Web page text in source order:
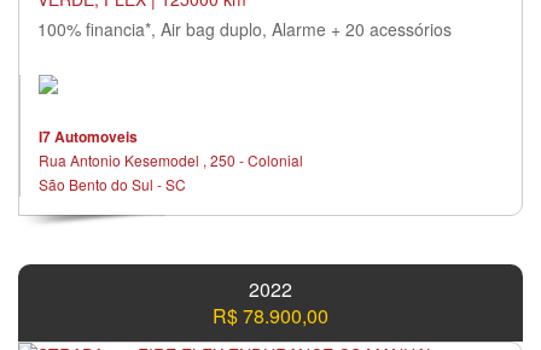
100% financia*, Air bag duplo, Alarme + 20 acessórios
I7 Automoveis
Rua Antonio Kesemodel , 250 - Colonial
São Bento do Sul - SC
2022
R$ 78.900,00